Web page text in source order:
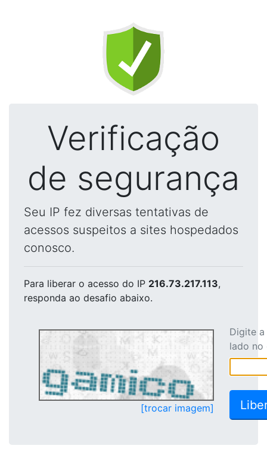
Verificação
de segurança
Seu IP fez diversas tentativas de
acessos suspeitos a sites hospedados
conosco.
Para liberar o acesso do IP 216.73.217.113,
responda ao desafio abaixo.
[trocar imagem]
Digite
lado no